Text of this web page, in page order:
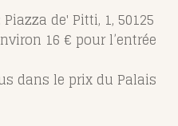
Piazza de' Pitti, 1, 50125
16 € pour l’entrée
dans le prix du Palais